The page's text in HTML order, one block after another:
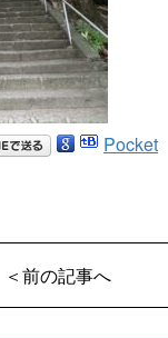
Pocket
＜前の記事へ